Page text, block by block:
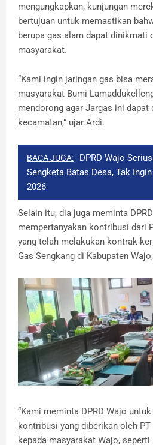
mengungkapkan, kunjungan
bertujuan untuk memastikan
berupa gas alam dapat dinikmati
masyarakat.
“Kami ingin jaringan gas bisa
masyarakat Bumi
mendorong agar Jargas ini
kecamatan,” ujar Ardi.
BACA JUGA:
DPRD Wajo
Sengketa Batas Desa, Tak
2026
Selain itu, dia juga meminta
mempertanyakan kontribusi dari
yang telah melakukan kontrak
Gas Sengkang di Kabupaten
“Kami meminta DPRD Wajo
kontribusi yang diberikan oleh
kepada masyarakat Wajo, seperti